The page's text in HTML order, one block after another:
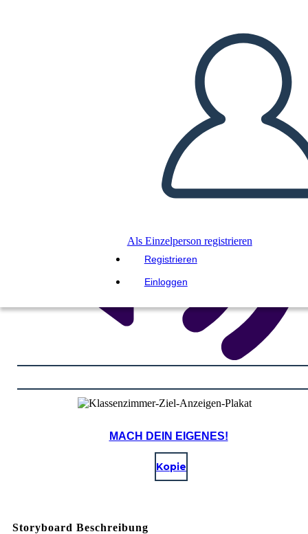
Als Einzelperson registrieren
Registrieren
Einloggen
DIASHOW ABSPIELEN
LIES MIR VOR
MACH DEIN EIGENES!
Kopie
Storyboard Beschreibung